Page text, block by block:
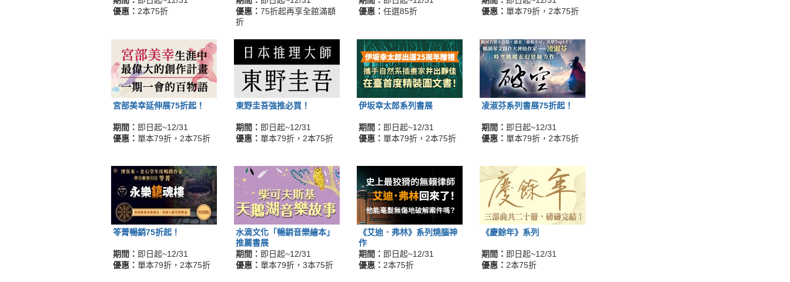
優惠：2本75折
優惠：75折起再享全館滿額
折
優惠：任選85折
優惠：單本79折，2本75折
宮部美幸延伸展75折起！
期間： 即日起~12/31
優惠： 單本79折，2本75折
東野圭吾強推必買！
期間： 即日起~12/31
優惠： 單本79折，2本75折
伊坂幸太郎系列書展
期間： 即日起~12/31
優惠： 單本79折，2本75折
凌淑芬系列書展75折起！
期間： 即日起~12/31
優惠： 單本79折，2本75折
笭菁暢銷75折起！
期間： 即日起~12/31
優惠： 單本79折，2本75折
水滴文化「暢銷音樂繪本」
推薦書展
期間： 即日起~12/31
優惠： 單本79折，3本75折
《艾迪．弗林》系列燒腦神
作
期間： 即日起~12/31
優惠： 2本75折
《慶餘年》系列
期間： 即日起~12/31
優惠： 2本75折